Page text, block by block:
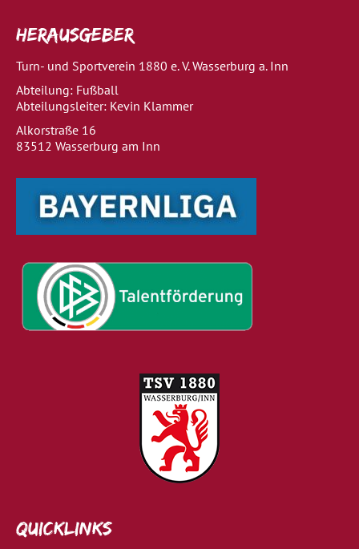
Herausgeber
Turn- und Sportverein 1880 e. V. Wasserburg a. Inn
Abteilung: Fußball
Abteilungsleiter: Kevin Klammer
Alkorstraße 16
83512 Wasserburg am Inn
Quicklinks